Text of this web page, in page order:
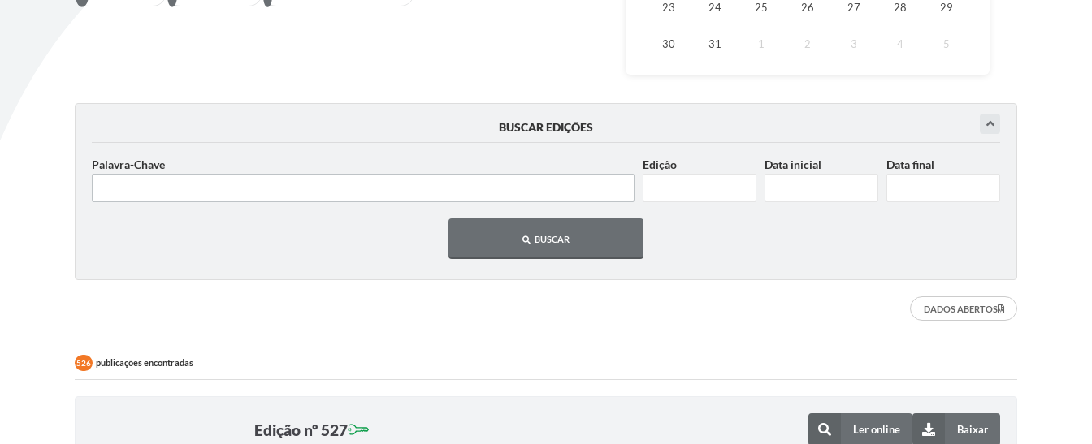
23 24 25 26 27 28 29
30 31 1 2 3 4 5
BUSCAR EDIÇÕES
Palavra-Chave Edição Data inicial Data final
BUSCAR
DADOS ABERTOS
526 publicações encontradas
Edição nº 527 Ler online Baixar